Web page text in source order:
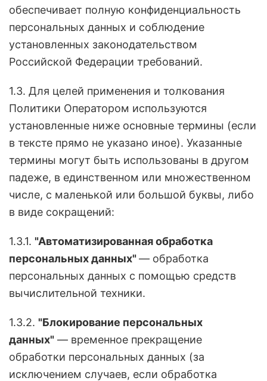
обеспечивает полную конфиденциальность
персональных данных и соблюдение
установленных законодательством
Российской Федерации требований.
1.3. Для целей применения и толкования
Политики Оператором используются
установленные ниже основные термины (если
в тексте прямо не указано иное). Указанные
термины могут быть использованы в другом
падеже, в единственном или множественном
числе, с маленькой или большой буквы, либо
в виде сокращений:
1.3.1. "Автоматизированная обработка
персональных данных"— обработка
персональных данных с помощью средств
вычислительной техники.
1.3.2. "Блокирование персональных
данных" — временное прекращение
обработки персональных данных (за
исключением случаев, если обработка